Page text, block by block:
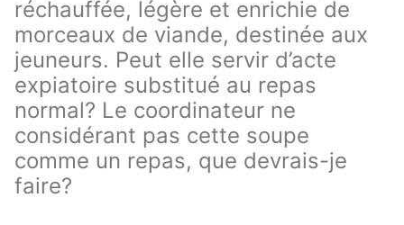
réchauffée, légère et enrichie de
morceaux de viande, destinée aux
jeuneurs. Peut elle servir d’acte
expiatoire substitué au repas
normal? Le coordinateur ne
considérant pas cette soupe
comme un repas, que devrais-je
faire?